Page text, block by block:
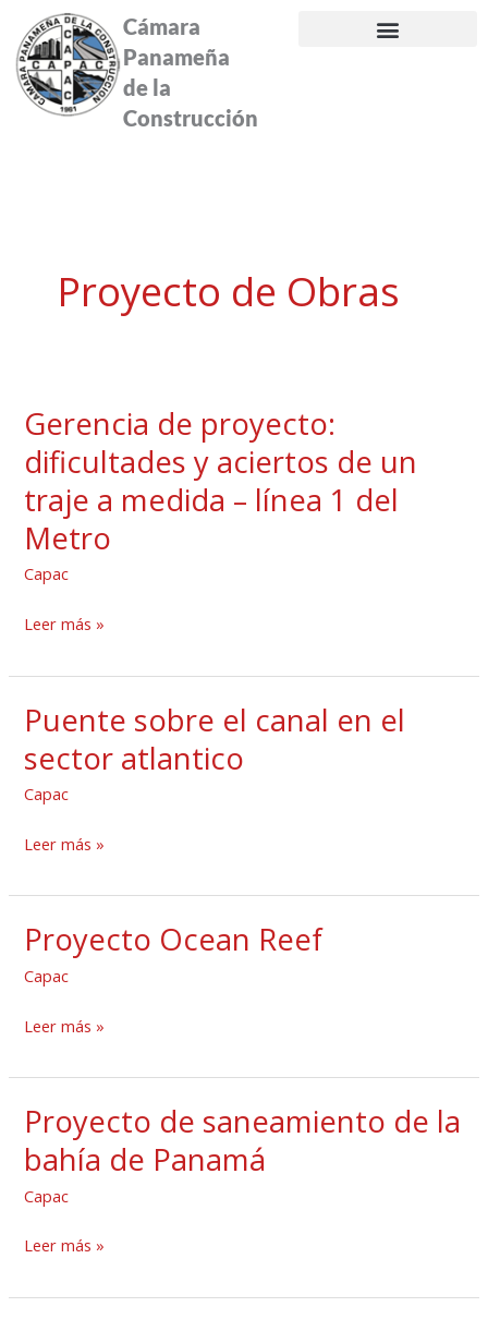
contenido
Cámara
Panameña
de la
Construcción
Proyecto de Obras
Gerencia de proyecto:
dificultades y aciertos de un
traje a medida – línea 1 del
Metro
Capac
Gerencia
de
proyecto:
dificultades
y
aciertos
un
a
medida
línea
1
Leer más »
Puente sobre el canal en el
sector atlantico
Capac
Puente
el
canal
sector
Leer más »
Proyecto Ocean Reef
Capac
Proyecto
Reef
Leer más »
Proyecto de saneamiento de la
bahía de Panamá
Capac
Proyecto
de
saneamiento
de
de
Leer más »